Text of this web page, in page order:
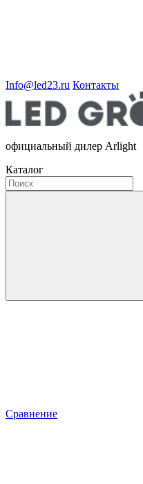
Info@led23.ru Контакты
официальный дилер Arlight
Каталог
Сравнение